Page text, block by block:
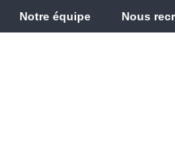
Notre équipe Nous